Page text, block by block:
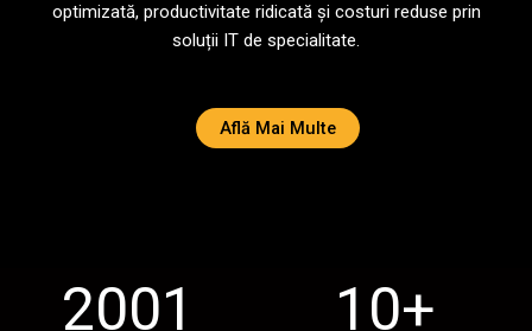
optimizată, productivitate ridicată și costuri reduse prin
soluții IT de specialitate.
Află Mai Multe
2001 10+